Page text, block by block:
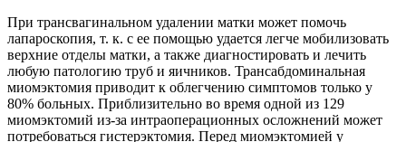
При трансвагинальном удалении матки может помочь
лапароскопия, т. к. с ее помощью удается легче мобилизовать
верхние отделы матки, а также диагностировать и лечить
любую патологию труб и яичников. Трансабдоминальная
миомэктомия приводит к облегчению симптомов только у
80% больных. Приблизительно во время одной из 129
миомэктомий из-за интраоперационных осложнений может
потребоваться гистерэктомия. Перед миомэктомией у